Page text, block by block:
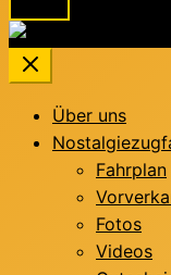
Über uns
Fahrplan
Fotos
Videos